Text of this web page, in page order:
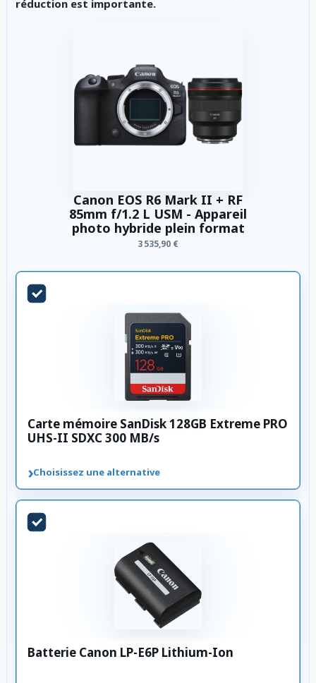
réduction est importante.
Canon EOS R6 Mark II + RF
85mm f/1.2 L USM - Appareil
photo hybride plein format
3 535,90 €
Carte mémoire SanDisk 128GB Extreme PRO
UHS-II SDXC 300 MB/s
›Choisissez une alternative
Batterie Canon LP-E6P Lithium-Ion